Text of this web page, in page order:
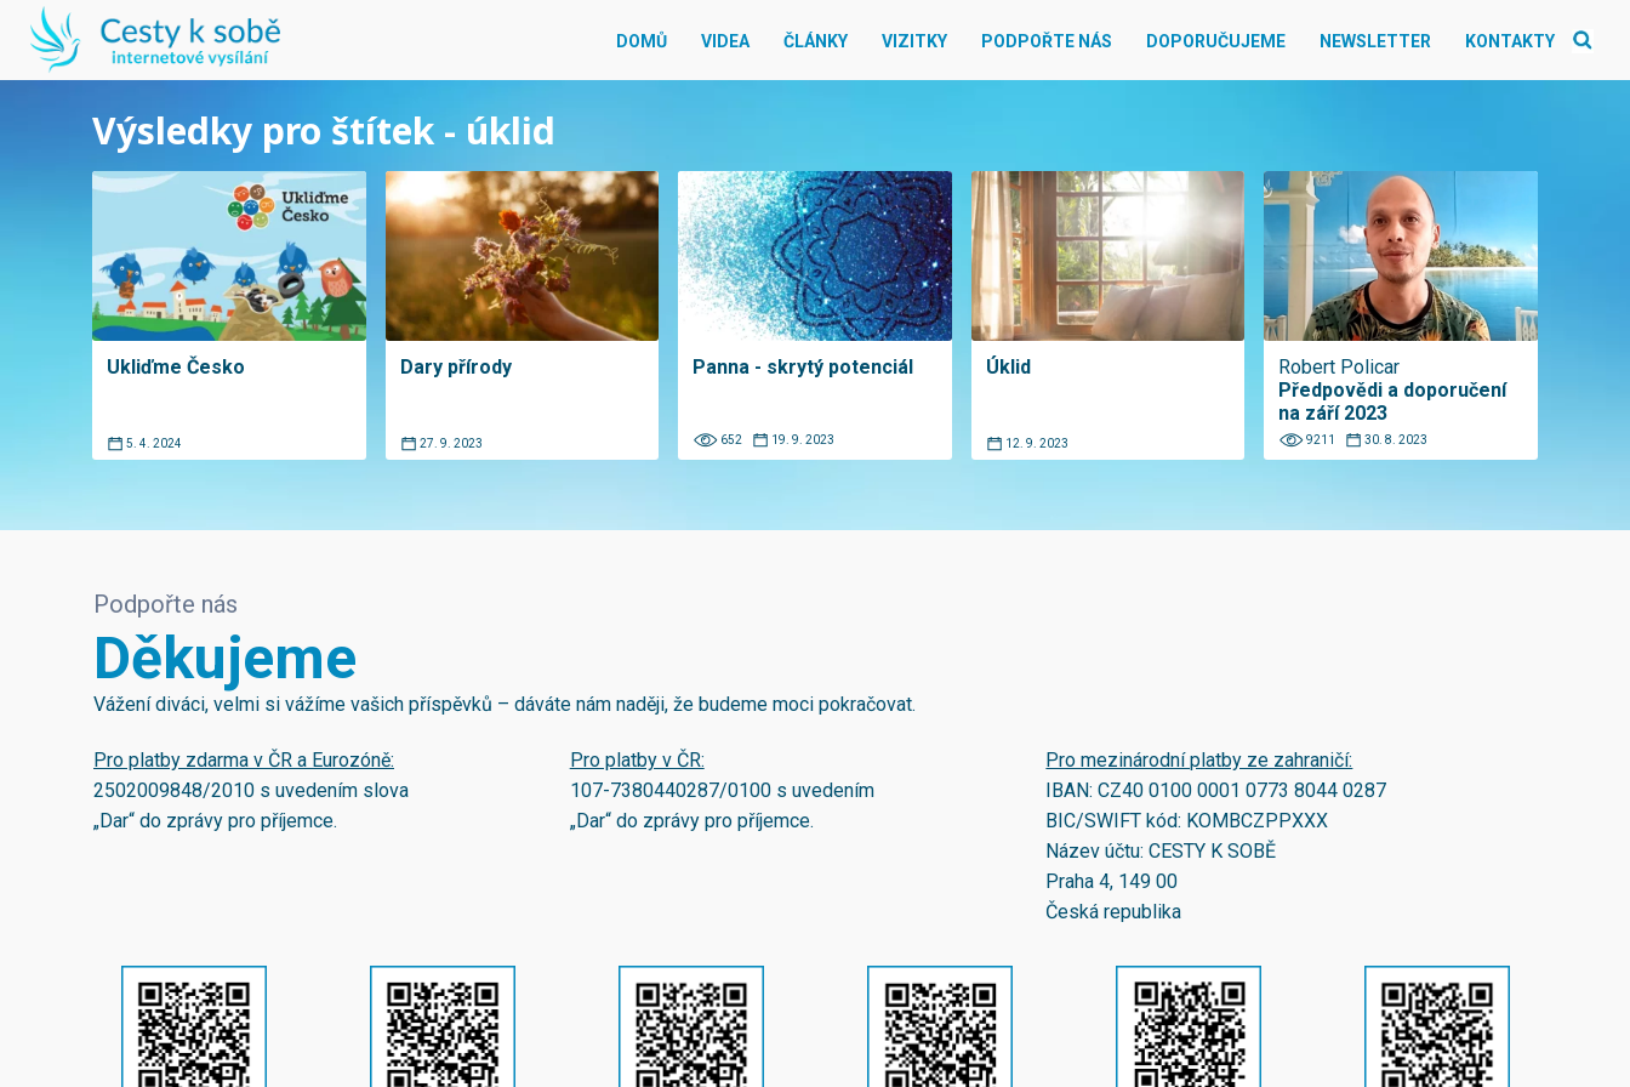
DOMŮ VIDEA ČLÁNKY VIZITKY PODPOŘTE NÁS DOPORUČUJEME NEWSLETTER KONTAKTY
Výsledky pro štítek - úklid
Ukliďme Česko
5. 4. 2024
Dary přírody
27. 9. 2023
Panna - skrytý potenciál
652 19. 9. 2023
Úklid
12. 9. 2023
Robert Policar
Předpovědi a doporučení
na září 2023
9211 30. 8. 2023
Podpořte nás
Děkujeme
Vážení diváci, velmi si vážíme vašich příspěvků – dáváte nám naději, že budeme moci pokračovat.
Pro platby zdarma v ČR a Eurozóně:
2502009848/2010 s uvedením slova
„Dar“ do zprávy pro příjemce.
Pro platby v ČR:
107-7380440287/0100s uvedením
„Dar“ do zprávy pro příjemce.
Pro mezinárodní platby ze zahraničí:
IBAN:CZ40 0100 0001 0773 8044 0287
BIC/SWIFT kód: KOMBCZPPXXX
Název účtu: CESTY K SOBĚ
Praha 4, 149 00
Česká republika